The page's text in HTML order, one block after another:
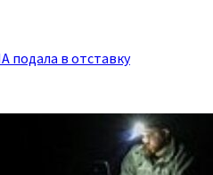
подала в отставку